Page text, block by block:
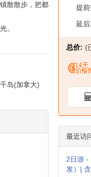
散散步，把都
。
岛(加拿大)
提
延
总价: (
最近访
2日游 -
发）|